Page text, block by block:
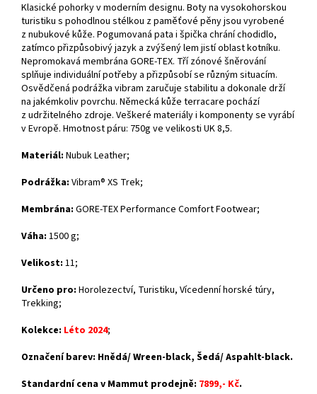
Klasické pohorky v moderním designu. Boty na vysokohorskou
turistiku s pohodlnou stélkou z paměťové pěny jsou vyrobené
z nubukové kůže. Pogumovaná pata i špička chrání chodidlo,
zatímco přizpůsobivý jazyk a zvýšený lem jistí oblast kotníku.
Nepromokavá membrána GORE-TEX. Tří zónové šněrování
splňuje individuální potřeby a přizpůsobí se různým situacím.
Osvědčená podrážka vibram zaručuje stabilitu a dokonale drží
na jakémkoliv povrchu. Německá kůže terracare pochází
z udržitelného zdroje. Veškeré materiály i komponenty se vyrábí
v Evropě. Hmotnost páru: 750g ve velikosti UK 8,5.
Materiál: Nubuk Leather;
Podrážka: Vibram® XS Trek;
Membrána: GORE-TEX Performance Comfort Footwear;
Váha: 1500 g;
Velikost: 11;
Určeno pro: Horolezectví, Turistiku, Vícedenní horské túry,
Trekking;
Kolekce: Léto 2024;
Označení barev: Hnědá/ Wreen-black, Šedá/ Aspahlt-black.
Standardní cena v Mammut prodejně: 7899,- Kč.